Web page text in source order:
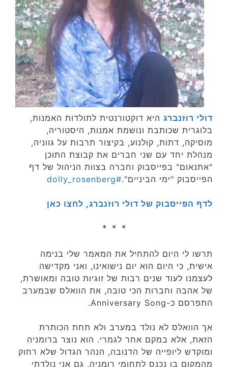
דולי רוזנברג היא דוקטורנטית לתולדות האמנות,
בלוגרית שכותבת ונושמת אמנות, היסטוריה,
מוסיקה, דתות, קולנוע, בקיצור תרבות על גווניה,
מנהלת יחד עם שני חברים את קבוצת התוכן
"אתנאום" בפייסבוק וחברה בצוות הניהול של דף
הפייסבוק "ימי הביניים".#dolly_rosenberg
לדף הפייסבוק של דולי רוזנברג, לחצו כאן
* * *
תרשו לי היום להתחיל את המאמר שלי בנימה
אישית, כי היום הוא יום נישואינו, ואני מקדישה
לעצמנו לעוד שנים רבות של זוגיות טובה ומאושרת,
של אהבה וחברות הכי טובה, את הוואלס שבמערב
התפרסם כ-Anniversary Song.
אך הוואלס לא נולד במערב ולא תחת הכותרת
הזאת, אלא במקם אחר לגמרי. הוא נוצר ברומניה
ומוקדש ליופייה של הדנובה, הנהר הגדול שלא רחוק
מהמקום בו נכנס לתחומי רומניה, גם אני נולדתי